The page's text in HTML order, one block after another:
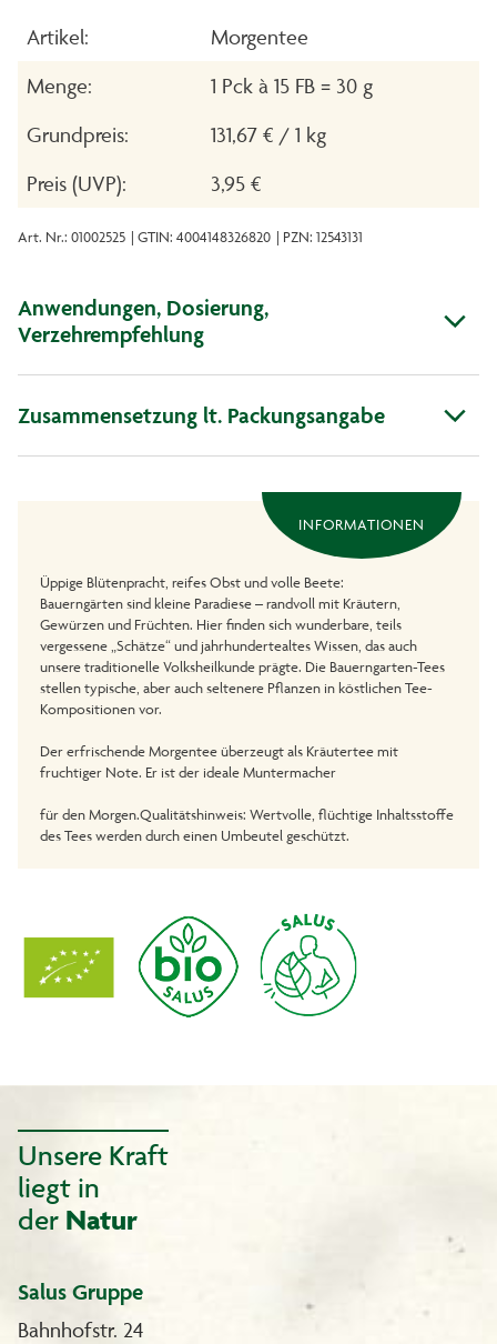
Artikel:
Morgentee
Menge:
1 Pck à 15 FB = 30 g
Grundpreis:
131,67 € / 1 kg
Preis (UVP):
3,95 €
Art. Nr.: 01002525 | GTIN: 4004148326820 | PZN: 12543131
Anwendungen, Dosierung,
Verzehrempfehlung
Zusammensetzung lt. Packungsangabe
INFORMATIONEN
Üppige Blütenpracht, reifes Obst und volle Beete:
Bauerngärten sind kleine Paradiese – randvoll mit Kräutern,
Gewürzen und Früchten. Hier finden sich wunderbare, teils
vergessene „Schätze“ und jahrhundertealtes Wissen, das auch
unsere traditionelle Volksheilkunde prägte. Die Bauerngarten-Tees
stellen typische, aber auch seltenere Pflanzen in köstlichen Tee-
Kompositionen vor.
Der erfrischende Morgentee überzeugt als Kräutertee mit
fruchtiger Note. Er ist der ideale Muntermacher
für den Morgen.Qualitätshinweis: Wertvolle, flüchtige Inhaltsstoffe
des Tees werden durch einen Umbeutel geschützt.
Unsere Kraft
liegt in
der Natur
Salus Gruppe
Bahnhofstr. 24